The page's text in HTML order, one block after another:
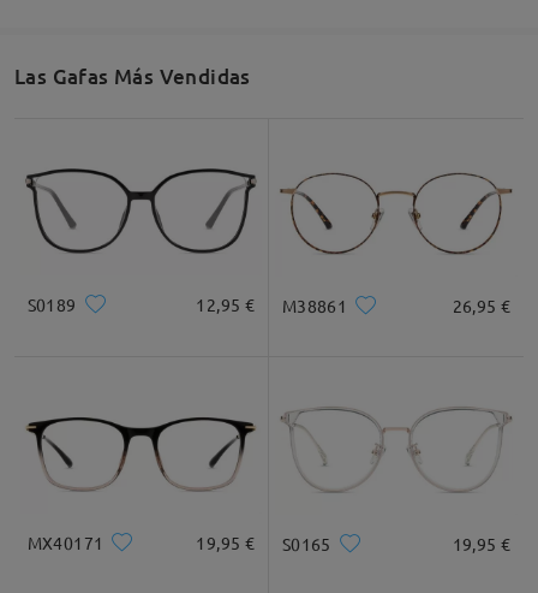
Las Gafas Más Vendidas
S0189 12,95 € M38861 26,95 €
MX40171 19,95 € S0165 19,95 €